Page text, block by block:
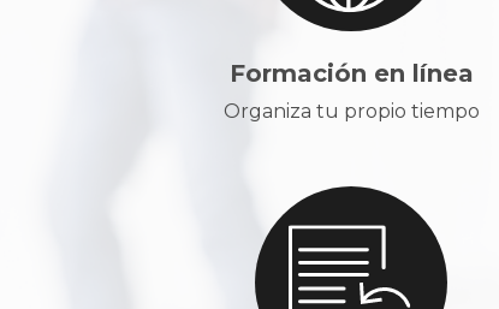
Formación en línea
Organiza tu propio tiempo